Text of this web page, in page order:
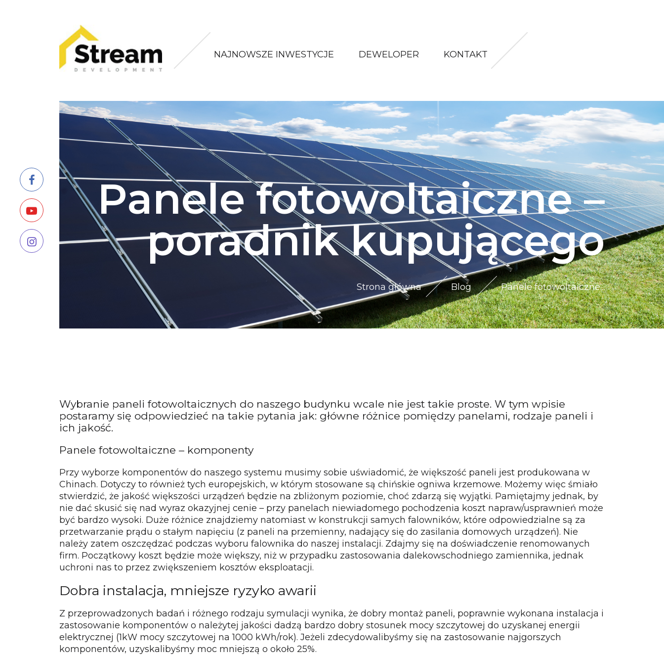
NAJNOWSZE INWESTYCJE DEWELOPER KONTAKT
Panele fotowoltaiczne –
poradnik kupującego
Strona główna Blog Panele fotowoltaiczne...
Wybranie paneli fotowoltaicznych do naszego budynku wcale nie jest takie proste. W tym wpisie
postaramy się odpowiedzieć na takie pytania jak: główne różnice pomiędzy panelami, rodzaje paneli i
ich jakość.
Panele fotowoltaiczne – komponenty
Przy wyborze komponentów do naszego systemu musimy sobie uświadomić, że większość paneli jest produkowana w
Chinach. Dotyczy to również tych europejskich, w którym stosowane są chińskie ogniwa krzemowe. Możemy więc śmiało
stwierdzić, że jakość większości urządzeń będzie na zbliżonym poziomie, choć zdarzą się wyjątki. Pamiętajmy jednak, by
nie dać skusić się nad wyraz okazyjnej cenie – przy panelach niewiadomego pochodzenia koszt napraw/usprawnień może
być bardzo wysoki. Duże różnice znajdziemy natomiast w konstrukcji samych falowników, które odpowiedzialne są za
przetwarzanie prądu o stałym napięciu (z paneli na przemienny, nadający się do zasilania domowych urządzeń). Nie
należy zatem oszczędzać podczas wyboru falownika do naszej instalacji. Zdajmy się na doświadczenie renomowanych
firm. Początkowy koszt będzie może większy, niż w przypadku zastosowania dalekowschodniego zamiennika, jednak
uchroni nas to przez zwiększeniem kosztów eksploatacji.
Dobra instalacja, mniejsze ryzyko awarii
Z przeprowadzonych badań i różnego rodzaju symulacji wynika, że dobry montaż paneli, poprawnie wykonana instalacja i
zastosowanie komponentów o należytej jakości dadzą bardzo dobry stosunek mocy szczytowej do uzyskanej energii
elektrycznej (1kW mocy szczytowej na 1000 kWh/rok). Jeżeli zdecydowalibyśmy się na zastosowanie najgorszych
komponentów, uzyskalibyśmy moc mniejszą o około 25%.